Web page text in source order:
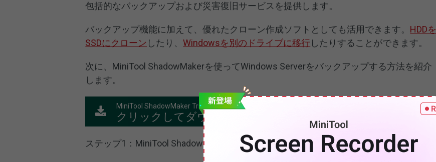
包括的なバックアップおよび災害復旧サービスを提供します。
バックアップ機能に加えて、優れたクローン作成ソフトとしても活用できます。 HDDを
SSDにクローン したり、Windowsを別のドライブに移行したりすることができます。
次に、MiniTool ShadowMakerを使ってWindows Serverをバックアップする方法を紹介
します。
MiniTool ShadowMaker Trial
クリックしてダウンロード
ステップ1：MiniTool ShadowMakerをダウンロードしてインストールします。